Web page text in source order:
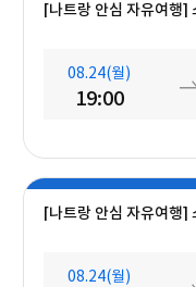
08.24(월)
19:00
08.24(월)